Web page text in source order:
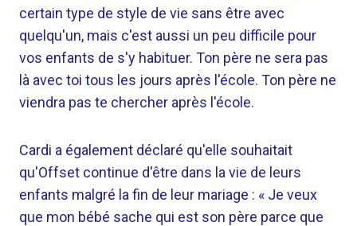
certain type de style de vie sans être avec
quelqu'un, mais c'est aussi un peu difficile pour
vos enfants de s'y habituer. Ton père ne sera pas
là avec toi tous les jours après l'école. Ton père ne
viendra pas te chercher après l'école.
Cardi a également déclaré qu'elle souhaitait
qu'Offset continue d'être dans la vie de leurs
enfants malgré la fin de leur mariage : « Je veux
que mon bébé sache qui est son père parce que